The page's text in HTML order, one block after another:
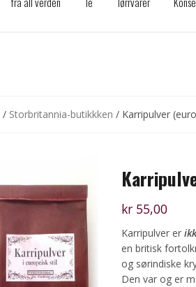
/ Storbritannia-butikkken / Karripulver
kr55,00
Karripulver er
en britisk
og sørindiske
Den var og er